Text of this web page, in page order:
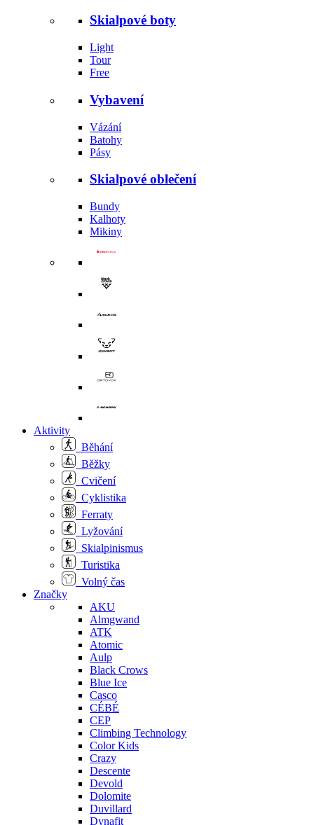
Skialpové boty
Light
Tour
Free
Vybavení
Vázání
Batohy
Pásy
Skialpové oblečení
Bundy
Kalhoty
Mikiny
Aktivity
Běhání
Běžky
Cvičení
Cyklistika
Ferraty
Lyžování
Skialpinismus
Turistika
Volný čas
Značky
AKU
Almgwand
ATK
Atomic
Aulp
Black Crows
Blue Ice
Casco
CÉBÉ
CEP
Climbing Technology
Color Kids
Crazy
Descente
Devold
Dolomite
Duvillard
Dynafit